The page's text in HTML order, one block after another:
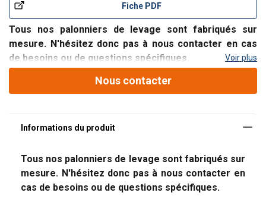
Fiche PDF
Tous nos palonniers de levage sont fabriqués sur
mesure. N'hésitez donc pas à nous contacter en cas
de besoins ou de questions spécifiques.
Palonnier de levage avec suspension par anneau central.
Faible hauteur perdue.
Notre gam
Voir plus
Nous contacter
Tous nos palonniers de levage sont fabriqués sur
mesure. N'hésitez donc pas à nous contacter en
cas de besoins ou de questions spécifiques.